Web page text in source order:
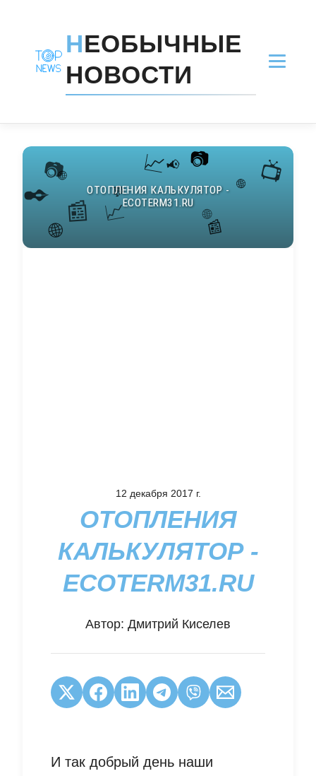
НЕОБЫЧНЫЕ
НОВОСТИ
12 декабря 2017 г.
ОТОПЛЕНИЯ
КАЛЬКУЛЯТОР -
ECOTERM31.RU
Автор: Дмитрий Киселев
И так добрый день наши